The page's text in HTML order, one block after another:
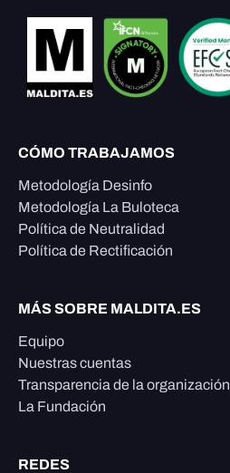
CÓMO TRABAJAMOS
Metodología Desinfo
Metodología La Buloteca
Política de Neutralidad
Política de Rectificación
MÁS SOBRE MALDITA.ES
Equipo
Nuestras cuentas
Transparencia de la organización
La Fundación
REDES